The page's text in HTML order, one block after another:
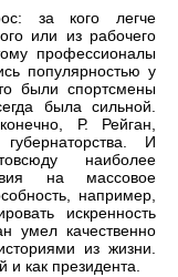
за кого легче
или из рабочего
профессионалы
популярностью у
были спортсмены
была сильной.
Р. Рейган,
И
наиболее
на массовое
например,
искренность
умел качественно
из жизни.
и как президента.